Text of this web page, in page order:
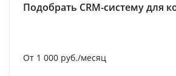
Подобрать CRM-систему для
От 1 000 руб./месяц